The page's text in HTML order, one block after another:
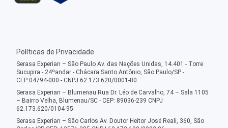
Políticas de Privacidade
Serasa Experian – São Paulo Av. das Nações Unidas, 14.401 - Torre
Sucupira - 24ºandar - Chácara Santo Antônio, São Paulo/SP -
CEP:04794-000 - CNPJ 62.173.620/0001-80
Serasa Experian – Blumenau Rua Dr. Léo de Carvalho, 74 – Sala 1105
– Bairro Velha, Blumenau/SC - CEP: 89036-239 CNPJ
62.173.620/0104-95
Serasa Experian – São Carlos Av. Doutor Heitor José Reali, 360, São